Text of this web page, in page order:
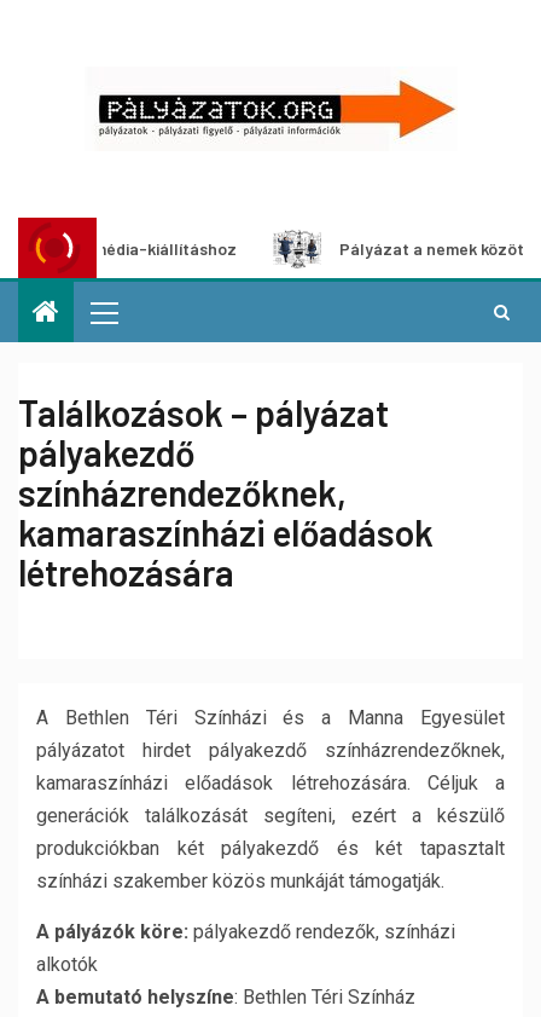
kiállításhoz Pályázat a nemek közötti
Találkozások – pályázat
pályakezdő
színházrendezőknek,
kamaraszínházi előadások
létrehozására
A Bethlen Téri Színházi és a Manna Egyesület
pályázatot hirdet pályakezdő színházrendezőknek,
kamaraszínházi előadások létrehozására. Céljuk a
generációk találkozását segíteni, ezért a készülő
produkciókban két pályakezdő és két tapasztalt
színházi szakember közös munkáját támogatják.
A pályázók köre: pályakezdő rendezők, színházi
alkotók
A bemutató helyszíne: Bethlen Téri Színház